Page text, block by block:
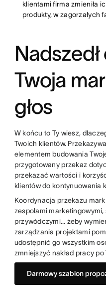
klientami firma zmieniła
produkty, w zagorzałych
Twoja
głos
W końcu to Ty wiesz,
Twoich klientów.
elementem budowania
przygotowany przekaz
przekazać wartości i
klientów do kontynuowania
Koordynacja przekazu
zespołami
przywódczymi… żeby
zarządzania projektami
udostępnić go wszystkim
zmniejszyć nakład pracy po
Darmowy szablon